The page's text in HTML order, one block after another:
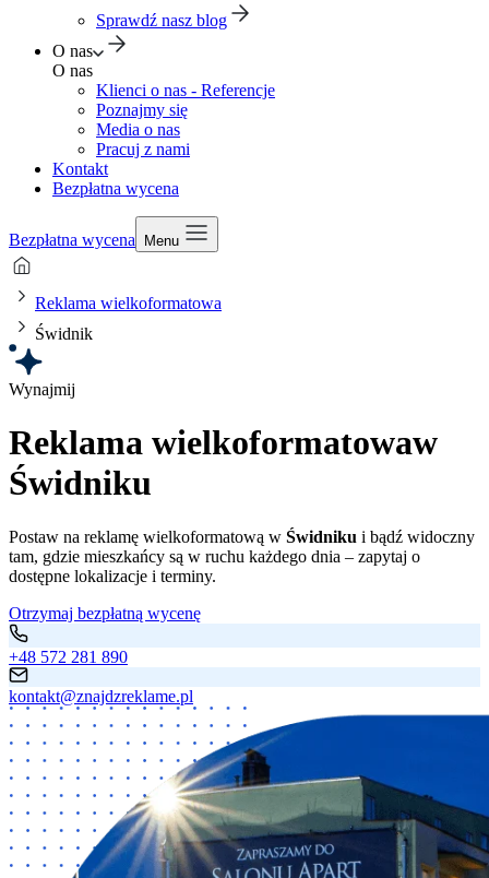
Sprawdź nasz blog
O nas
O nas
Klienci o nas - Referencje
Poznajmy się
Media o nas
Pracuj z nami
Kontakt
Bezpłatna wycena
Bezpłatna wycena Menu
Reklama wielkoformatowa
Świdnik
Wynajmij
Reklama wielkoformatowaw
Świdniku
Postaw na reklamę wielkoformatową w Świdniku i bądź widoczny
tam, gdzie mieszkańcy są w ruchu każdego dnia – zapytaj o
dostępne lokalizacje i terminy.
Otrzymaj bezpłatną wycenę
+48 572 281 890
kontakt@znajdzreklame.pl